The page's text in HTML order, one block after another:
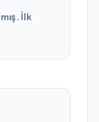
İlk